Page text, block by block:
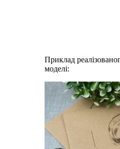
Приклад
моделі: